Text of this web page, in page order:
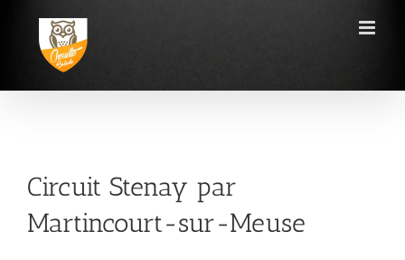
contenu
Circuit Stenay par
Martincourt-sur-Meuse